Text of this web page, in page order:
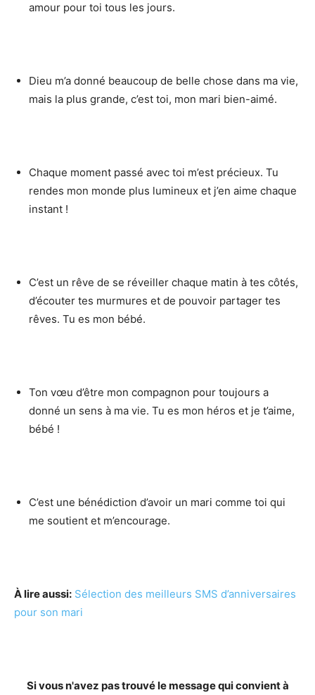
amour pour toi tous les jours.
Dieu m’a donné beaucoup de belle chose dans ma vie,
mais la plus grande, c’est toi, mon mari bien-aimé.
Chaque moment passé avec toi m’est précieux. Tu
rendes mon monde plus lumineux et j’en aime chaque
instant !
C’est un rêve de se réveiller chaque matin à tes côtés,
d’écouter tes murmures et de pouvoir partager tes
rêves. Tu es mon bébé.
Ton vœu d’être mon compagnon pour toujours a
donné un sens à ma vie. Tu es mon héros et je t’aime,
bébé !
C’est une bénédiction d’avoir un mari comme toi qui
me soutient et m’encourage.
À lire aussi: Sélection des meilleurs SMS d’anniversaires
pour son mari
Si vous n'avez pas trouvé le message qui convient à